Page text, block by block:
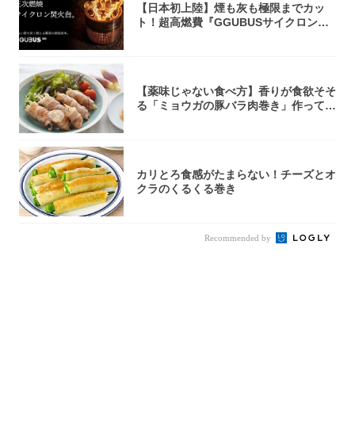
【日本初上陸】煙も灰も極限までカッ
ト！超高燃費『GGUBUSサイクロン焚
【薬味じゃない食べ方】香りが食欲そそ
る「ミョウガの豚バラ肉巻き」作ってみ
カリとろ食感がたまらない！チーズとオ
クラのくるくる巻き
Recommended by